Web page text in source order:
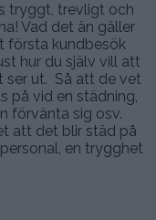
tryggt, trevligt och
Vad det än gäller
första kundbesök
hur du själv vill att
ser ut. Så att de vet
på vid en städning,
förvänta sig osv.
att det blir städ på
en trygghet